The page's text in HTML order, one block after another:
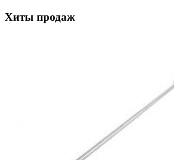
Хиты продаж